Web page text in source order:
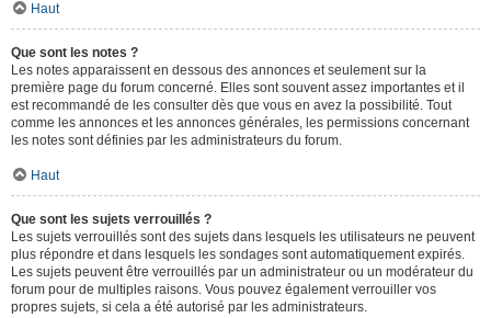
Haut
Que sont les notes ?
Les notes apparaissent en dessous des annonces et seulement sur la
première page du forum concerné. Elles sont souvent assez importantes et il
est recommandé de les consulter dès que vous en avez la possibilité. Tout
comme les annonces et les annonces générales, les permissions concernant
les notes sont définies par les administrateurs du forum.
Haut
Que sont les sujets verrouillés ?
Les sujets verrouillés sont des sujets dans lesquels les utilisateurs ne peuvent
plus répondre et dans lesquels les sondages sont automatiquement expirés.
Les sujets peuvent être verrouillés par un administrateur ou un modérateur du
forum pour de multiples raisons. Vous pouvez également verrouiller vos
propres sujets, si cela a été autorisé par les administrateurs.